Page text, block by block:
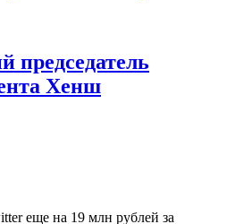
председатель
Хенш
еще на 19 млн рублей за